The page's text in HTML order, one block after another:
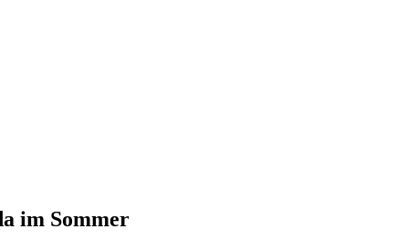
im Sommer